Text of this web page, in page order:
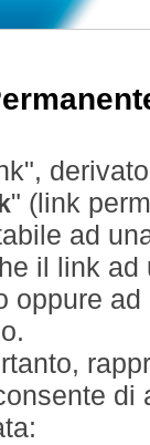
" (link
ad
il link
oppure